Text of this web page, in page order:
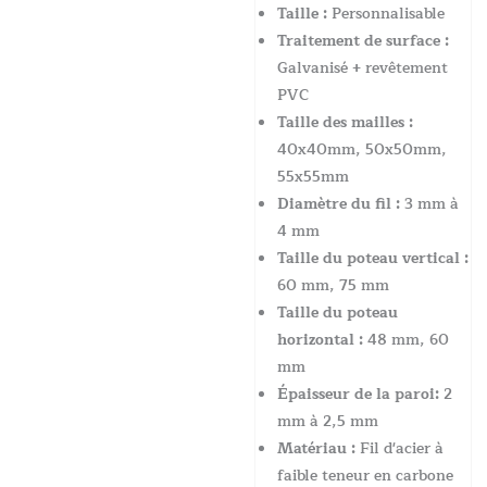
Taille : Personnalisable
Traitement de surface :
Galvanisé + revêtement
PVC
Taille des mailles :
40x40mm, 50x50mm,
55x55mm
Diamètre du fil :3 mm à
4 mm
Taille du poteau vertical :
60 mm, 75 mm
Taille du poteau
horizontal :48 mm, 60
mm
Épaisseur de la paroi:2
mm à 2,5 mm
Matériau : Fil d'acier à
faible teneur en carbone